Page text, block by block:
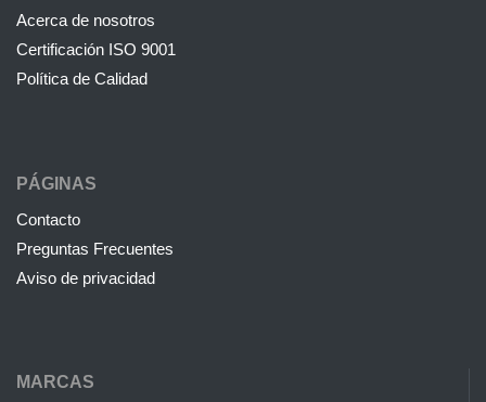
Acerca de nosotros
Certificación ISO 9001
Política de Calidad
PÁGINAS
Contacto
Preguntas Frecuentes
Aviso de privacidad
MARCAS